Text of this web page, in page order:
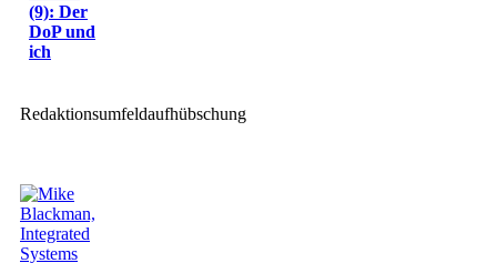
(9): Der
DoP und
ich
Redaktionsumfeldaufhübschung